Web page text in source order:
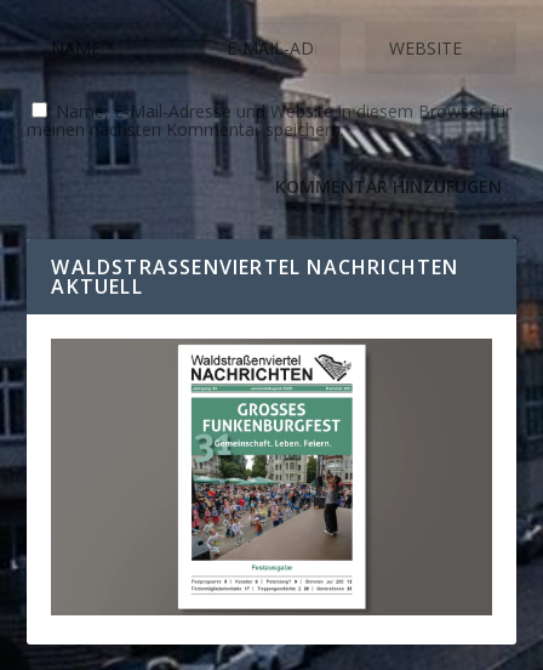
Name, E-Mail-Adresse und Website in diesem Browser für
meinen nächsten Kommentar speichern.
WALDSTRASSENVIERTEL NACHRICHTEN A
KTUELL